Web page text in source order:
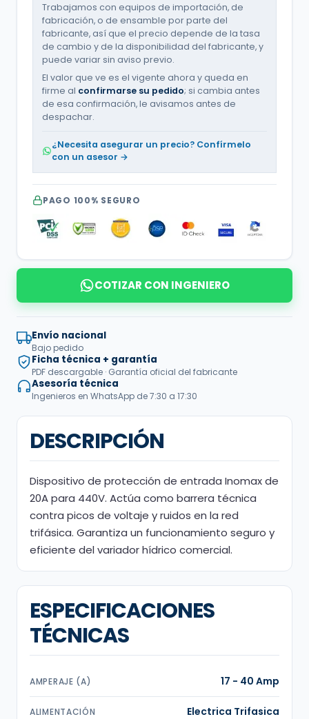
Trabajamos con equipos de importación, de
fabricación, o de ensamble por parte del
fabricante, así que el precio depende de la tasa
de cambio y de la disponibilidad del fabricante, y
puede variar sin aviso previo.
El valor que ve es el vigente ahora y queda en
firme al confirmarse su pedido; si cambia antes
de esa confirmación, le avisamos antes de
despachar.
¿Necesita asegurar un precio? Confírmelo
con un asesor →
PAGO 100% SEGURO
COTIZAR CON INGENIERO
Envío nacional
Bajo pedido
Ficha técnica + garantía
PDF descargable · Garantía oficial del fabricante
Asesoría técnica
Ingenieros en WhatsApp de 7:30 a 17:30
DESCRIPCIÓN
Dispositivo de protección de entrada Inomax de
20A para 440V. Actúa como barrera técnica
contra picos de voltaje y ruidos en la red
trifásica. Garantiza un funcionamiento seguro y
eficiente del variador hídrico comercial.
ESPECIFICACIONES
TÉCNICAS
AMPERAJE (A) 17 - 40 Amp
ALIMENTACIÓN Electrica Trifasica